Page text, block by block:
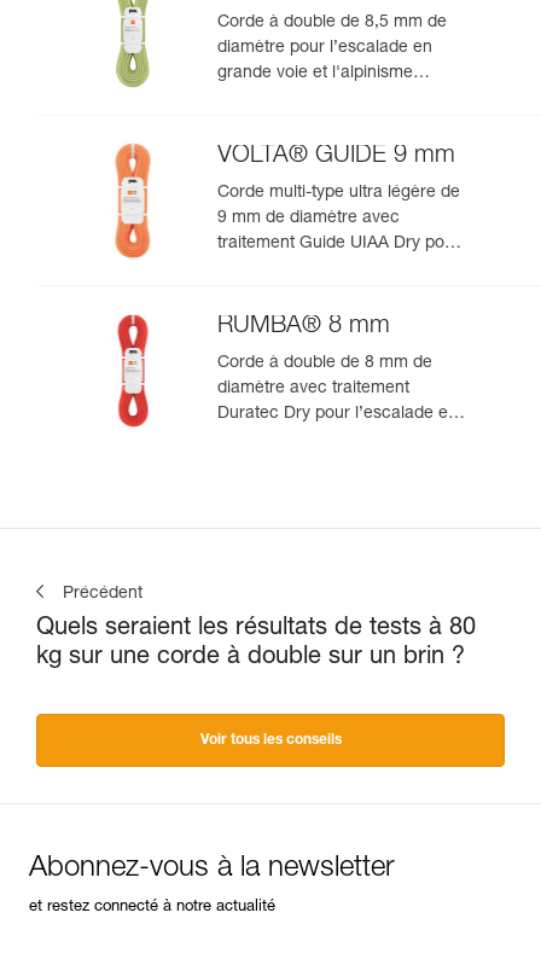
Corde à double de 8,5 mm de
diamètre pour l’escalade en
grande voie et l'alpinisme
VOLTA® GUIDE 9 mm
Corde multi-type ultra légère de
9 mm de diamètre avec
traitement Guide UIAA Dry pour
RUMBA® 8 mm
Corde à double de 8 mm de
diamètre avec traitement
Duratec Dry pour l’escalade en
Précédent
Quels seraient les résultats de tests à 80
kg sur une corde à double sur un brin ?
Voir tous les conseils
Abonnez-vous à la newsletter
et restez connecté à notre actualité